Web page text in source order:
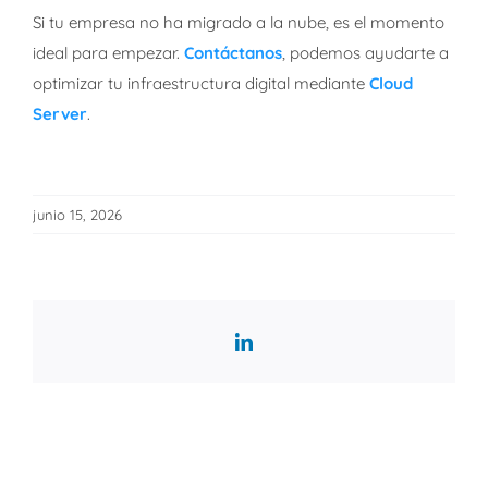
Si tu empresa no ha migrado a la nube, es el momento
ideal para empezar. Contáctanos, podemos ayudarte a
optimizar tu infraestructura digital mediante Cloud
Server.
junio 15, 2026
LinkedIn